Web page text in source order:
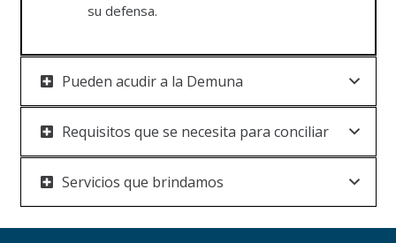
su defensa.
Pueden acudir a la Demuna
Requisitos que se necesita para conciliar
Servicios que brindamos